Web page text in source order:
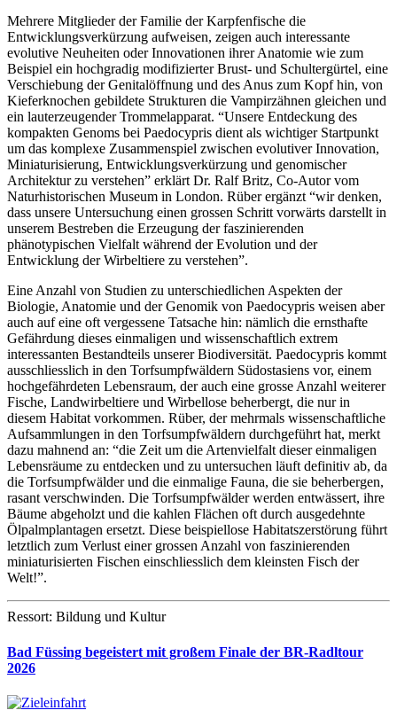
Mehrere Mitglieder der Familie der Karpfenfische die
Entwicklungsverkürzung aufweisen, zeigen auch interessante
evolutive Neuheiten oder Innovationen ihrer Anatomie wie zum
Beispiel ein hochgradig modifizierter Brust- und Schultergürtel, eine
Verschiebung der Genitalöffnung und des Anus zum Kopf hin, von
Kieferknochen gebildete Strukturen die Vampirzähnen gleichen und
ein lauterzeugender Trommelapparat. “Unsere Entdeckung des
kompakten Genoms bei Paedocypris dient als wichtiger Startpunkt
um das komplexe Zusammenspiel zwischen evolutiver Innovation,
Miniaturisierung, Entwicklungsverkürzung und genomischer
Architektur zu verstehen” erklärt Dr. Ralf Britz, Co-Autor vom
Naturhistorischen Museum in London. Rüber ergänzt “wir denken,
dass unsere Untersuchung einen grossen Schritt vorwärts darstellt in
unserem Bestreben die Erzeugung der faszinierenden
phänotypischen Vielfalt während der Evolution und der
Entwicklung der Wirbeltiere zu verstehen”.
Eine Anzahl von Studien zu unterschiedlichen Aspekten der
Biologie, Anatomie und der Genomik von Paedocypris weisen aber
auch auf eine oft vergessene Tatsache hin: nämlich die ernsthafte
Gefährdung dieses einmaligen und wissenschaftlich extrem
interessanten Bestandteils unserer Biodiversität. Paedocypris kommt
ausschliesslich in den Torfsumpfwäldern Südostasiens vor, einem
hochgefährdeten Lebensraum, der auch eine grosse Anzahl weiterer
Fische, Landwirbeltiere und Wirbellose beherbergt, die nur in
diesem Habitat vorkommen. Rüber, der mehrmals wissenschaftliche
Aufsammlungen in den Torfsumpfwäldern durchgeführt hat, merkt
dazu mahnend an: “die Zeit um die Artenvielfalt dieser einmaligen
Lebensräume zu entdecken und zu untersuchen läuft definitiv ab, da
die Torfsumpfwälder und die einmalige Fauna, die sie beherbergen,
rasant verschwinden. Die Torfsumpfwälder werden entwässert, ihre
Bäume abgeholzt und die kahlen Flächen oft durch ausgedehnte
Ölpalmplantagen ersetzt. Diese beispiellose Habitatszerstörung führt
letztlich zum Verlust einer grossen Anzahl von faszinierenden
miniaturisierten Fischen einschliesslich dem kleinsten Fisch der
Welt!”.
Ressort: Bildung und Kultur
Bad Füssing begeistert mit großem Finale der BR-Radltour
2026